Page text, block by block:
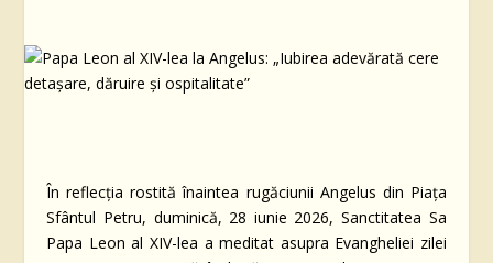
În reflecția rostită înaintea rugăciunii Angelus din Piața
Sfântul Petru, duminică, 28 iunie 2026, Sanctitatea Sa
Papa Leon al XIV-lea a meditat asupra Evangheliei zilei